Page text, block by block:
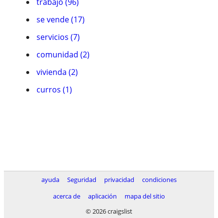
se vende (17)
servicios (7)
comunidad (2)
vivienda (2)
curros (1)
ayuda Seguridad privacidad
condiciones
acerca de
aplicación
mapa del sitio
© 2026 craigslist